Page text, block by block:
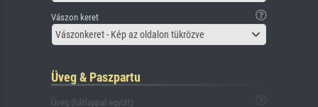
Vászon keret
Vászonkeret - Kép az oldalon tükrözve
Üveg & Paszpartu
Üveg (hátlappal együtt)